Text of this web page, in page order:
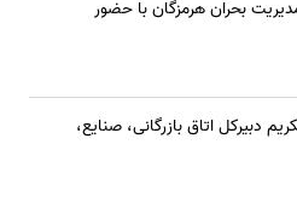
بحران هرمزگان با حضور
دبیرکل اتاق بازرگانی، صنایع،